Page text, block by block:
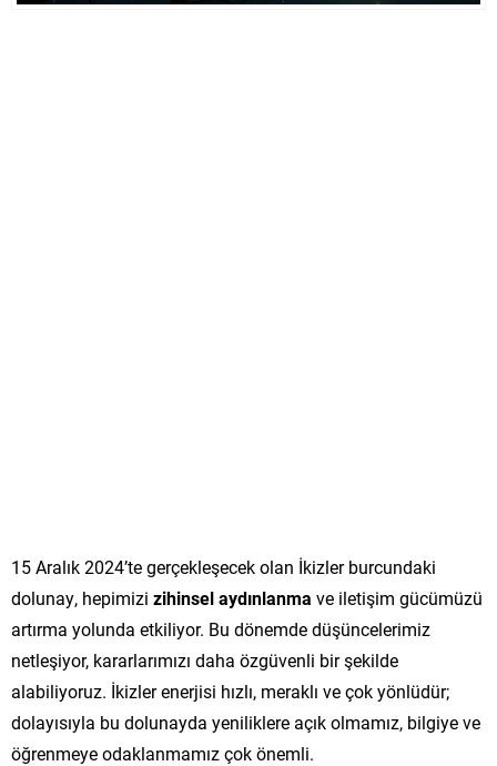
15 Aralık 2024’te gerçekleşecek olan İkizler burcundaki
dolunay, hepimizi zihinsel aydınlanma ve iletişim gücümüzü
artırma yolunda etkiliyor. Bu dönemde düşüncelerimiz
netleşiyor, kararlarımızı daha özgüvenli bir şekilde
alabiliyoruz. İkizler enerjisi hızlı, meraklı ve çok yönlüdür;
dolayısıyla bu dolunayda yeniliklere açık olmamız, bilgiye ve
öğrenmeye odaklanmamız çok önemli.